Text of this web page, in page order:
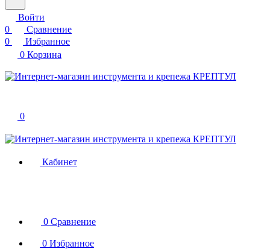
Войти
0
Сравнение
0
Избранное
0 Корзина
0
Кабинет
0 Сравнение
0 Избранное